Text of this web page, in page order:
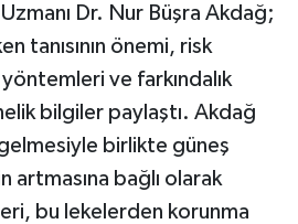
Dr. Nur Büşra Akdağ;
tanısının önemi, risk
ve farkındalık
bilgiler paylaştı. Akdağ
gelmesiyle birlikte güneş
artmasına bağlı olarak
bu lekelerden korunma